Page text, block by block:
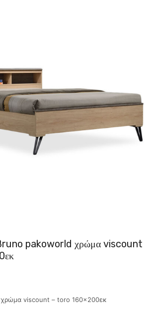
Bruno pakoworld χρώμα viscount
χρώμα viscount – toro 160×200εκ